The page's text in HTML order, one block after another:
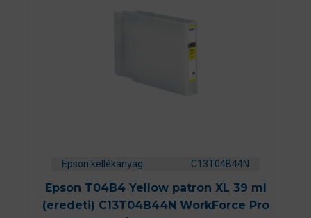
Epson kellékanyag C13T04B44N
Epson T04B4 Yellow patron XL 39 ml
(eredeti) C13T04B44N WorkForce Pro